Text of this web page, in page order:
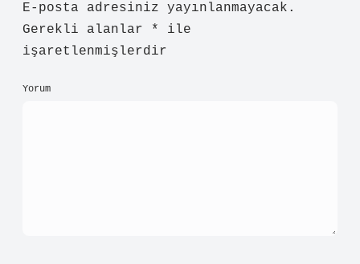
E-posta adresiniz yayınlanmayacak.
Gerekli alanlar
*
ile
işaretlenmişlerdir
Yorum